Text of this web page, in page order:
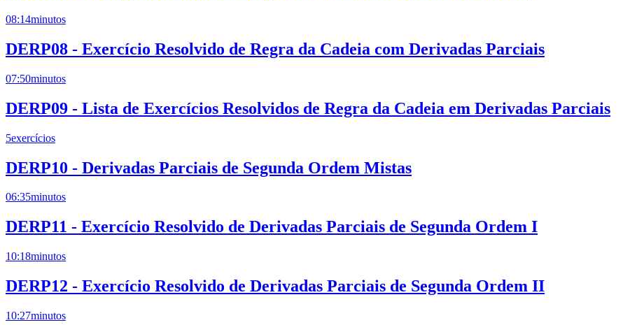
08:14minutos
DERP08 - Exercício Resolvido de Regra da Cadeia com Derivadas Parciais
07:50minutos
DERP09 - Lista de Exercícios Resolvidos de Regra da Cadeia em Derivadas Parciais
5exercícios
DERP10 - Derivadas Parciais de Segunda Ordem Mistas
06:35minutos
DERP11 - Exercício Resolvido de Derivadas Parciais de Segunda Ordem I
10:18minutos
DERP12 - Exercício Resolvido de Derivadas Parciais de Segunda Ordem II
10:27minutos